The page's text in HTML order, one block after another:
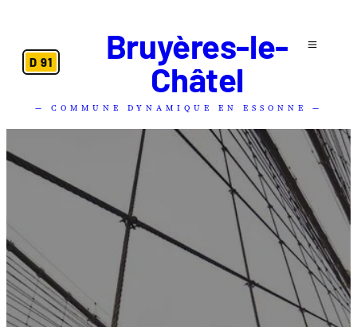
D 91
Bruyères-le-
Châtel
— COMMUNE DYNAMIQUE EN ESSONNE —